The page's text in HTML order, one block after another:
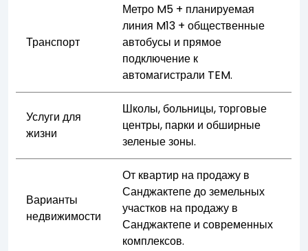
Транспорт
Метро M5 + планируемая
линия M13 + общественные
автобусы и прямое
подключение к
автомагистрали TEM.
Услуги для
жизни
Школы, больницы, торговые
центры, парки и обширные
зеленые зоны.
Варианты
недвижимости
От квартир на продажу в
Санджактепе до земельных
участков на продажу в
Санджактепе и современных
комплексов.